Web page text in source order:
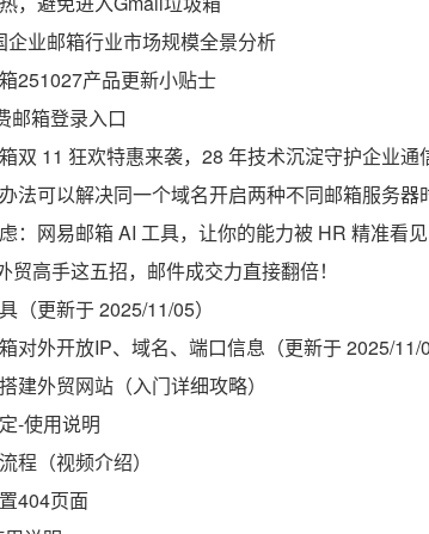
企业邮箱行业市场规模全景分析
251027产品更新小贴士
邮箱登录入口
双 11 狂欢特惠来袭，28 年技术沉淀守护企业通
法可以解决同一个域名开启两种不同邮箱服务
：网易邮箱 AI 工具，让你的能力被 HR 精准看见
贸高手这五招，邮件成交力直接翻倍！
（更新于 2025/11/05）
对外开放IP、域名、端口信息（更新于 2025/11/
建外贸网站（入门详细攻略）
-使用说明
程（视频介绍）
404页面